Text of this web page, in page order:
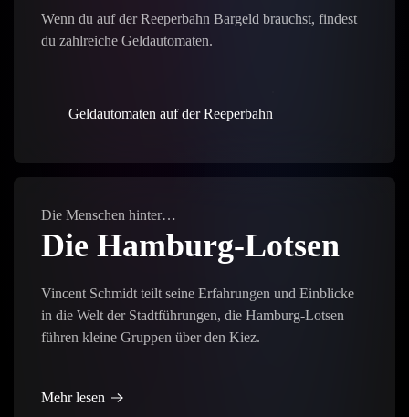
Wenn du auf der Reeperbahn Bargeld brauchst, findest
du zahlreiche Geldautomaten.
Geldautomaten auf der Reeperbahn
Die Menschen hinter…
Die Hamburg-Lotsen
Vincent Schmidt teilt seine Erfahrungen und Einblicke
in die Welt der Stadtführungen, die Hamburg-Lotsen
führen kleine Gruppen über den Kiez.
Mehr lesen